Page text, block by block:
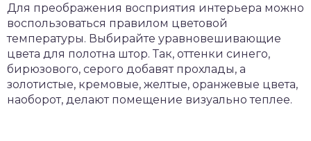
Для преображения восприятия интерьера можно
воспользоваться правилом цветовой
температуры. Выбирайте уравновешивающие
цвета для полотна штор. Так, оттенки синего,
бирюзового, серого добавят прохлады, а
золотистые, кремовые, желтые, оранжевые цвета,
наоборот, делают помещение визуально теплее.